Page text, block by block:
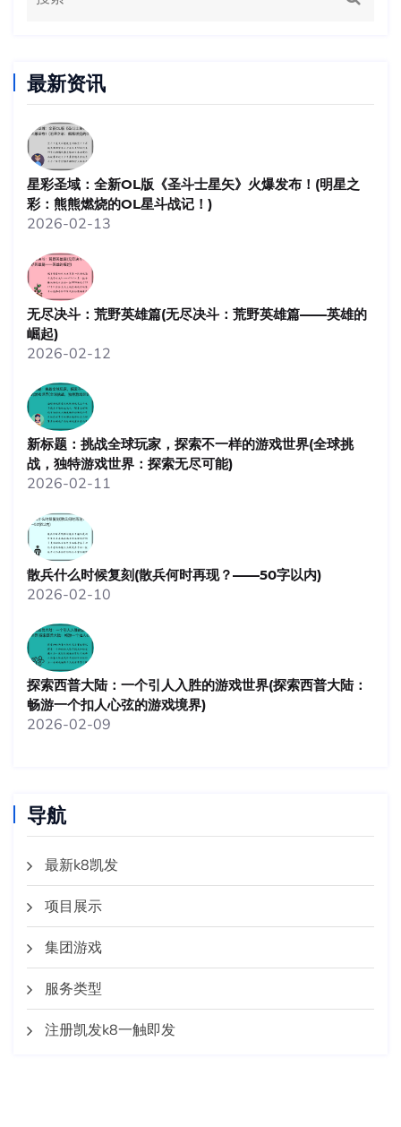
最新资讯
星彩圣域：全新OL版《圣斗士星矢》火爆发布！(明星之
彩：熊熊燃烧的OL星斗战记！)
2026-02-13
无尽决斗：荒野英雄篇(无尽决斗：荒野英雄篇——英雄的
崛起)
2026-02-12
新标题：挑战全球玩家，探索不一样的游戏世界(全球挑
战，独特游戏世界：探索无尽可能)
2026-02-11
散兵什么时候复刻(散兵何时再现？——50字以内)
2026-02-10
探索西普大陆：一个引人入胜的游戏世界(探索西普大陆：
畅游一个扣人心弦的游戏境界)
2026-02-09
导航
最新k8凯发
项目展示
集团游戏
服务类型
注册凯发k8一触即发